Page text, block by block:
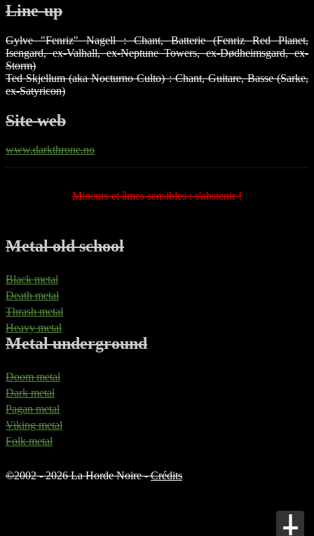
Line-up
Gylve "Fenriz" Nagell : Chant, Batterie (Fenriz Red Planet,
Isengard, ex-Valhall, ex-Neptune Towers, ex-Dødheimsgard, ex-
Storm)
Ted Skjellum (aka Nocturno Culto) : Chant, Guitare, Basse (Sarke,
ex-Satyricon)
Site web
www.darkthrone.no
Mineurs et âmes sensibles : s'abstenir !
Metal old school
Black metal
Death metal
Thrash metal
Heavy metal
Metal underground
Doom metal
Dark metal
Pagan metal
Viking metal
Folk metal
©2002 - 2026 La Horde Noire -Crédits